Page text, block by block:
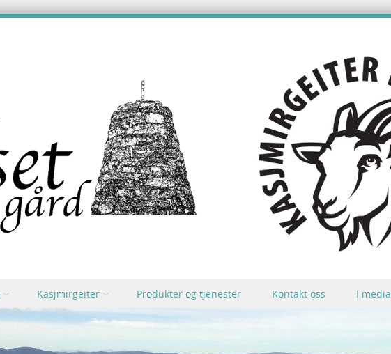
Kasjmirgeiter Produkter og tjenester Kontakt oss I media